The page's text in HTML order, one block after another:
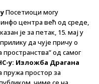
Посетиоци могу
инфо центра већ од среде,
је за петак, 15. мај у
да чује причу о
пространства” од самог
у: Изложба Драгана
пружа простор за